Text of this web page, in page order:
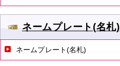
ネームプレート(名札)
ネームプレート(名札)